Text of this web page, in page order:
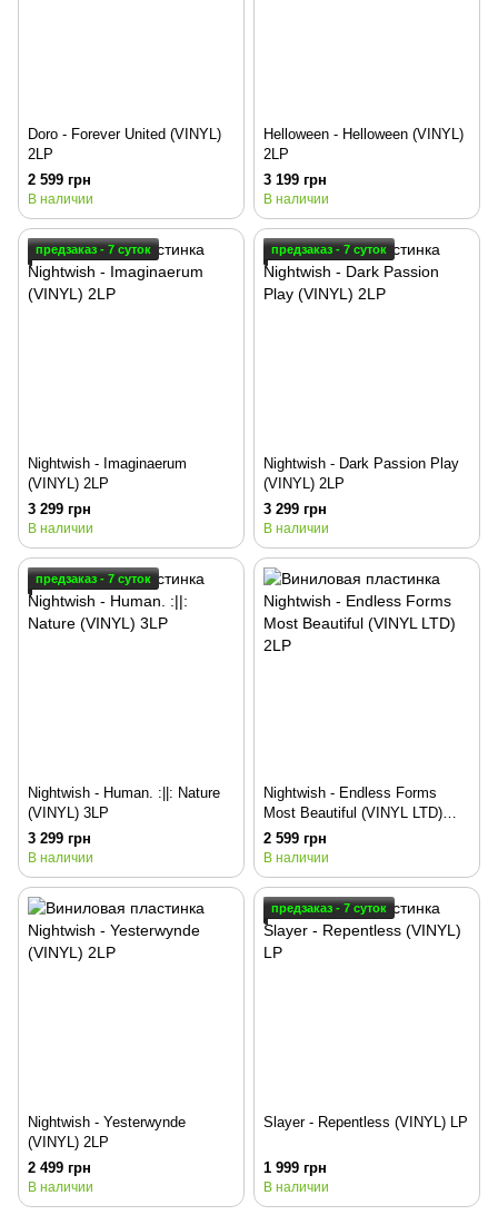
Doro - Forever United (VINYL)
2LP
2 599 грн
В наличии
Helloween - Helloween (VINYL)
2LP
3 199 грн
В наличии
предзаказ - 7 суток
Nightwish - Imaginaerum
(VINYL) 2LP
3 299 грн
В наличии
предзаказ - 7 суток
Nightwish - Dark Passion Play
(VINYL) 2LP
3 299 грн
В наличии
предзаказ - 7 суток
Nightwish - Human. :||: Nature
(VINYL) 3LP
3 299 грн
В наличии
Nightwish - Endless Forms
Most Beautiful (VINYL LTD)
2LP
2 599 грн
В наличии
Nightwish - Yesterwynde
(VINYL) 2LP
2 499 грн
В наличии
предзаказ - 7 суток
Slayer - Repentless (VINYL) LP
1 999 грн
В наличии